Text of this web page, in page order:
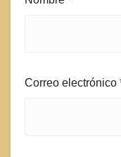
Correo electrónico